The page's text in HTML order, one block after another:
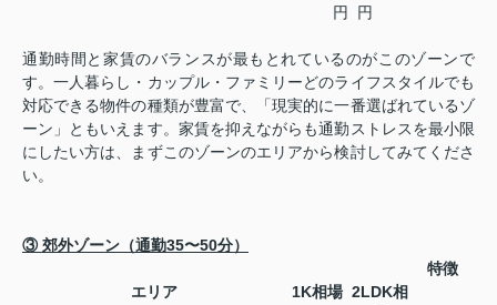
円
円
通勤時間と家賃のバランスが最もとれているのがこのゾーンで
す。一人暮らし・カップル・ファミリーどのライフスタイルでも
対応できる物件の種類が豊富で、「現実的に一番選ばれているゾ
ーン」ともいえます。家賃を抑えながらも通勤ストレスを最小限
にしたい方は、まずこのゾーンのエリアから検討してみてくださ
い。
③ 郊外ゾーン（通勤35〜50分）
エリア 1K相場 2LDK相
特徴